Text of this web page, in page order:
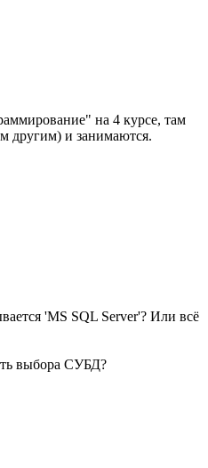
на 4 курсе, там
другим) и занимаются.
'MS SQL Server'? Или всё
выбора СУБД?